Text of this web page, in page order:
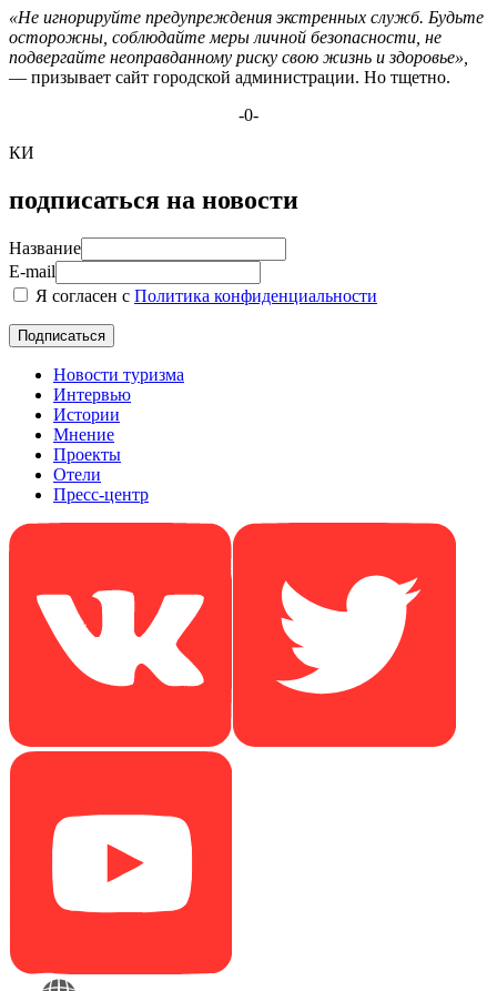
«Не игнорируйте предупреждения экстренных служб. Будьте
осторожны, соблюдайте меры личной безопасности, не
подвергайте неоправданному риску свою жизнь и здоровье»,
— призывает сайт городской администрации. Но тщетно.
-0-
КИ
подписаться на новости
Название
E-mail
Я согласен с Политика конфиденциальности
Новости туризма
Интервью
Истории
Мнение
Проекты
Отели
Пресс-центр